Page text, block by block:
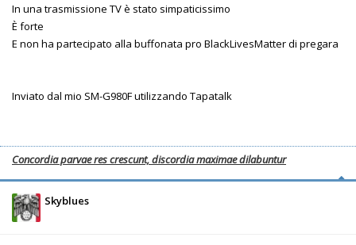
In una trasmissione TV è stato simpaticissimo
È forte
E non ha partecipato alla buffonata pro BlackLivesMatter di pregara
Inviato dal mio SM-G980F utilizzando Tapatalk
Concordia parvae res crescunt, discordia maximae dilabuntur
Skyblues